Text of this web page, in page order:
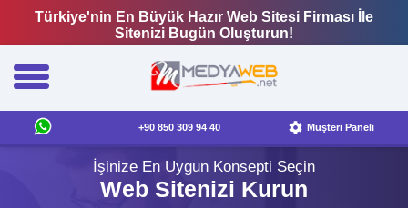
Türkiye'nin En Büyük Hazır Web Sitesi Firması İle
Sitenizi Bugün Oluşturun!
+90 850 309 94 40 Müşteri Paneli
İşinize En Uygun Konsepti Seçin
Web Sitenizi Kurun